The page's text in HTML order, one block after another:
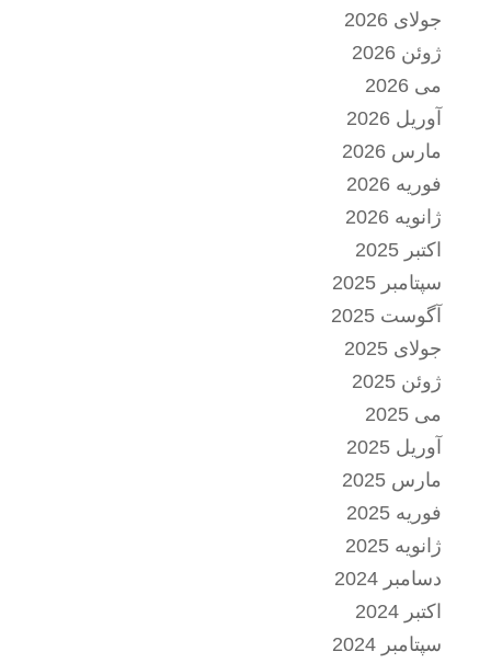
جولای 2026
ژوئن 2026
می 2026
آوریل 2026
مارس 2026
فوریه 2026
ژانویه 2026
اکتبر 2025
سپتامبر 2025
آگوست 2025
جولای 2025
ژوئن 2025
می 2025
آوریل 2025
مارس 2025
فوریه 2025
ژانویه 2025
دسامبر 2024
اکتبر 2024
سپتامبر 2024